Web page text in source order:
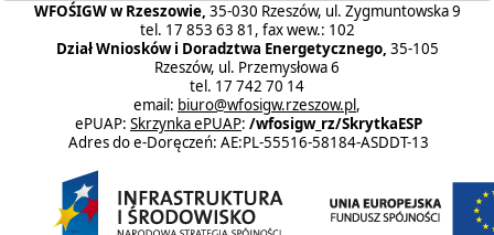
WFOŚIGW w Rzeszowie, 35-030 Rzeszów, ul. Zygmuntowska 9
tel. 17 853 63 81, fax wew.: 102
Dział Wniosków i Doradztwa Energetycznego, 35-105
Rzeszów, ul. Przemysłowa 6
tel. 17 742 70 14
email: biuro@wfosigw.rzeszow.pl,
ePUAP: Skrzynka ePUAP: /wfosigw_rz/SkrytkaESP
Adres do e-Doręczeń: AE:PL-55516-58184-ASDDT-13